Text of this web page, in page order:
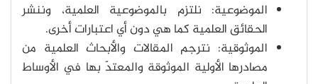
الموضوعية: نلتزم بالموضوعية العلمية، وننشر
الحقائق العلمية كما هي دون أي اعتبارات أخرى.
الموثوقية: نترجم المقالات والأبحاث العلمية من
مصادرها الأولية الموثوقة والمعتدّ بها في الأوساط